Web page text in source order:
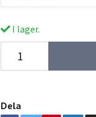
I lager.
Dela